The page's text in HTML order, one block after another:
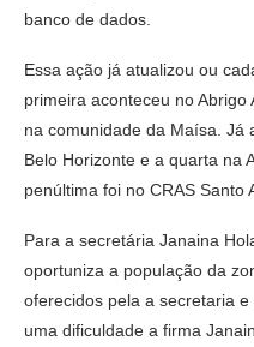
banco de dados.
Essa ação já atualizou ou
primeira aconteceu no
na comunidade da Maísa. Já
Belo Horizonte e a quarta na
penúltima foi no CRAS Santo
Para a secretária Janaina
oportuniza a população da
oferecidos pela a secretaria
uma dificuldade a firma